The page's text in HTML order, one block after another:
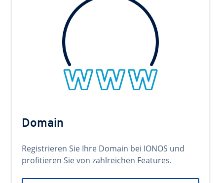
Domain
Registrieren Sie Ihre Domain bei IONOS und
profitieren Sie von zahlreichen Features.